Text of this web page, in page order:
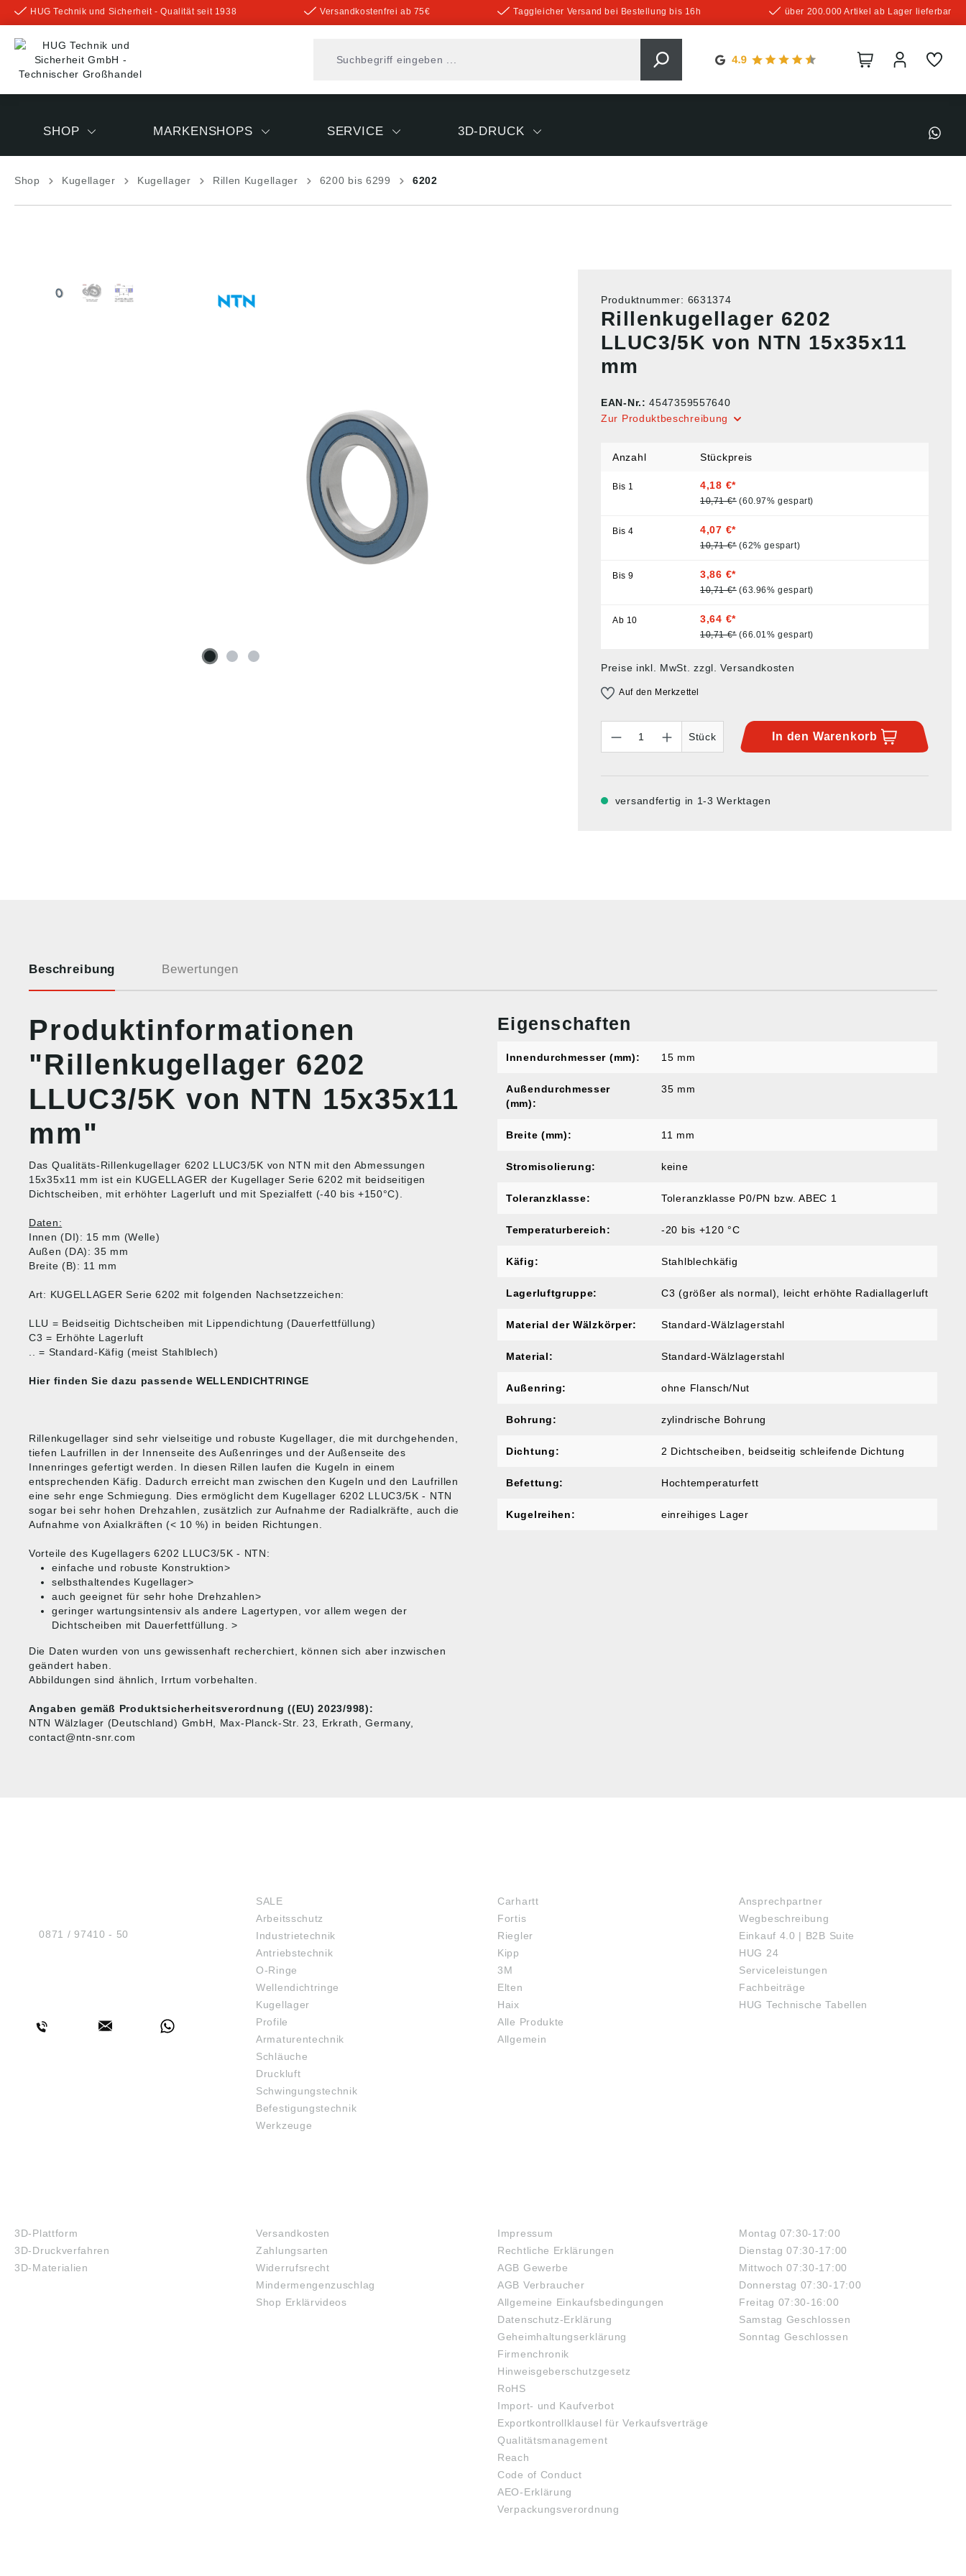
springen
HUG Technik und Sicherheit - Qualität seit 1938 Versandkostenfrei ab 75€ Taggleicher Versand bei Bestellung bis 16h über 200.000 Artikel ab Lager lieferbar
SHOP MARKENSHOPS SERVICE 3D-DRUCK
Shop Kugellager Kugellager Rillen Kugellager 6200 bis 6299 6202
Produktnummer: 6631374
Rillenkugellager 6202
LLUC3/5K von NTN 15x35x11
mm
EAN-Nr.:4547359557640
Zur Produktbeschreibung
Anzahl Stückpreis
Bis 1 4,18 €*
10,71 €* (60.97% gespart)
Bis4 4,07 €*
10,71 €* (62% gespart)
Bis9 3,86 €*
10,71 €* (63.96% gespart)
Ab 10 3,64 €*
10,71 €* (66.01% gespart)
Preise inkl. MwSt. zzgl. Versandkosten
Auf den Merkzettel
Stück
In den Warenkorb
versandfertig in 1-3 Werktagen
Beschreibung Bewertungen
Produktinformationen
"Rillenkugellager 6202
LLUC3/5K von NTN 15x35x11
mm"
Das Qualitäts-Rillenkugellager 6202 LLUC3/5K von NTN mit den Abmessungen
15x35x11 mm ist ein KUGELLAGER der Kugellager Serie 6202 mit beidseitigen
Dichtscheiben, mit erhöhter Lagerluft und mit Spezialfett (-40 bis +150°C).
Daten:
Innen (DI): 15 mm (Welle)
Außen (DA): 35 mm
Breite (B): 11 mm
Art: KUGELLAGER Serie 6202 mit folgenden Nachsetzzeichen:
LLU = Beidseitig Dichtscheiben mit Lippendichtung (Dauerfettfüllung)
C3 = Erhöhte Lagerluft
.. = Standard-Käfig (meist Stahlblech)
Hier finden Sie dazu passende WELLENDICHTRINGE
Rillenkugellager sind sehr vielseitige und robuste Kugellager, die mit durchgehenden,
tiefen Laufrillen in der Innenseite des Außenringes und der Außenseite des
Innenringes gefertigt werden. In diesen Rillen laufen die Kugeln in einem
entsprechenden Käfig. Dadurch erreicht man zwischen den Kugeln und den Laufrillen
eine sehr enge Schmiegung. Dies ermöglicht dem Kugellager 6202 LLUC3/5K - NTN
sogar bei sehr hohen Drehzahlen, zusätzlich zur Aufnahme der Radialkräfte, auch die
Aufnahme von Axialkräften (< 10 %) in beiden Richtungen.
Vorteile des Kugellagers 6202 LLUC3/5K - NTN:
einfache und robuste Konstruktion>
selbsthaltendes Kugellager>
auch geeignet für sehr hohe Drehzahlen>
geringer wartungsintensiv als andere Lagertypen, vor allem wegen der
Dichtscheiben mit Dauerfettfüllung. >
Die Daten wurden von uns gewissenhaft recherchiert, können sich aber inzwischen
geändert haben.
Abbildungen sind ähnlich, Irrtum vorbehalten.
Angaben gemäß Produktsicherheitsverordnung ((EU) 2023/998):
NTN Wälzlager (Deutschland) GmbH, Max-Planck-Str. 23, Erkrath, Germany,
contact@ntn-snr.com
Eigenschaften
Innendurchmesser (mm): 15 mm
Außendurchmesser
(mm):
35 mm
Breite (mm): 11 mm
Stromisolierung: keine
Toleranzklasse: Toleranzklasse P0/PN bzw. ABEC 1
Temperaturbereich: -20 bis +120 °C
Käfig: Stahlblechkäfig
Lagerluftgruppe: C3 (größer als normal) , leicht erhöhte Radiallagerluft
Material der Wälzkörper: Standard-Wälzlagerstahl
Material: Standard-Wälzlagerstahl
Außenring: ohne Flansch/Nut
Bohrung: zylindrische Bohrung
Dichtung: 2 Dichtscheiben , beidseitig schleifende Dichtung
Befettung: Hochtemperaturfett
Kugelreihen: einreihiges Lager
Tel.:0871 / 97410 - 50
SALE
Arbeitsschutz
Industrietechnik
Antriebstechnik
O-Ringe
Wellendichtringe
Kugellager
Profile
Armaturentechnik
Schläuche
Druckluft
Schwingungstechnik
Befestigungstechnik
Werkzeuge
Carhartt
Fortis
Riegler
Kipp
3M
Elten
Haix
Alle Produkte
Allgemein
Ansprechpartner
Wegbeschreibung
Einkauf 4.0 | B2B Suite
HUG 24
Serviceleistungen
Fachbeiträge
HUG Technische Tabellen
3D-Plattform
3D-Druckverfahren
3D-Materialien
Versandkosten
Zahlungsarten
Widerrufsrecht
Mindermengenzuschlag
Shop Erklärvideos
Impressum
Rechtliche Erklärungen
AGB Gewerbe
AGB Verbraucher
Allgemeine Einkaufsbedingungen
Datenschutz-Erklärung
Geheimhaltungserklärung
Firmenchronik
Hinweisgeberschutzgesetz
RoHS
Import- und Kaufverbot
Exportkontrollklausel für Verkaufsverträge
Qualitätsmanagement
Reach
Code of Conduct
AEO-Erklärung
Verpackungsverordnung
Montag 07:30-17:00
Dienstag 07:30-17:00
Mittwoch 07:30-17:00
Donnerstag 07:30-17:00
Freitag 07:30-16:00
Samstag Geschlossen
Sonntag Geschlossen